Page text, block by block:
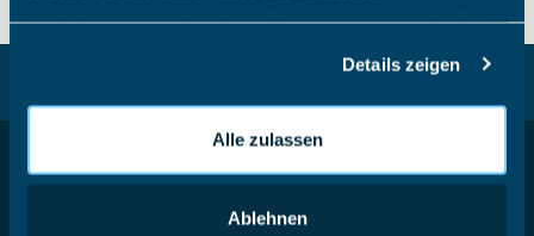
möglicherweise mit weiteren Daten zusammen, die Sie
Nutzung der Dienste gesammelt haben.
Details zeigen
Alle zulassen
Ablehnen